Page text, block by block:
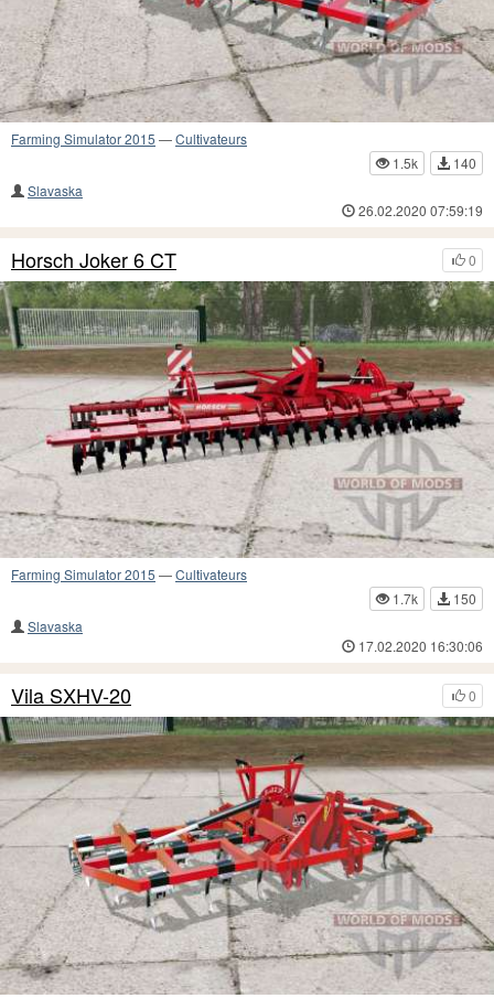
Farming Simulator 2015 —Cultivateurs
1.5k
140
Slavaska
26.02.2020 07:59:19
0
Horsch Joker 6 CT
Farming Simulator 2015 —Cultivateurs
1.7k
150
Slavaska
17.02.2020 16:30:06
0
Vila SXHV-20